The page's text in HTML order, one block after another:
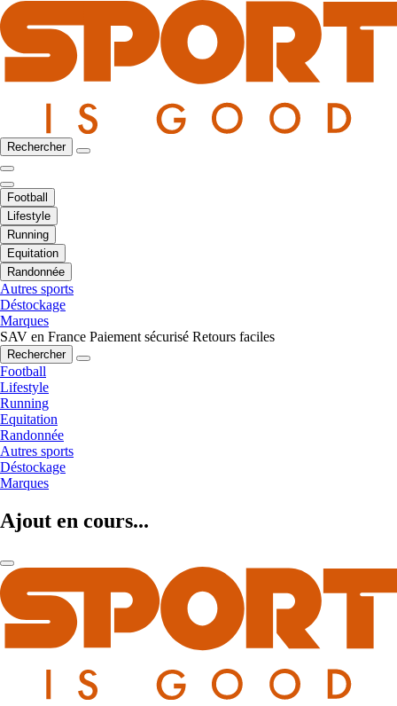
Rechercher
Football
Lifestyle
Running
Equitation
Randonnée
Autres sports
Déstockage
Marques
SAV en France Paiement sécurisé Retours faciles
Rechercher
Football
Lifestyle
Running
Equitation
Randonnée
Autres sports
Déstockage
Marques
Ajout en cours...